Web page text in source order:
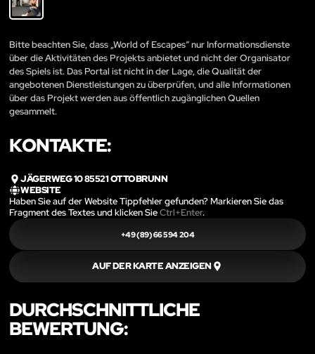
Bitte beachten Sie, dass „World of Escapes“ nur Informationsdienste
über die Aktivitäten des Projekts anbietet und nicht der Organisator
des Spiels ist. Das Portal ist nicht in der Lage, die Qualität der
angebotenen Dienstleistungen zu überprüfen, und alle Informationen
über das Projekt werden aus öffentlich zugänglichen Quellen
gesammelt.
KONTAKTE:
JÄGERWEG 10 85521 OTTOBRUNN
WEBSITE
Haben Sie auf der Website Tippfehler gefunden? Markieren Sie das
Fragment des Textes und klicken SieCtrl+Enter.
+49 (89) 66 594 204
AUF DER KARTE ANZEIGEN
DURCHSCHNITTLICHE
BEWERTUNG: